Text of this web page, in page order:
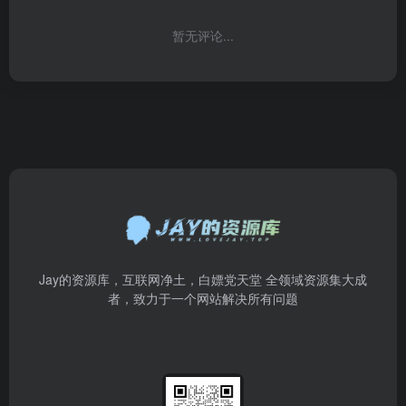
暂无评论...
Jay的资源库，互联网净土，白嫖党天堂 全领域资源集大成
者，致力于一个网站解决所有问题